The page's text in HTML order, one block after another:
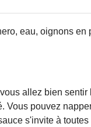
eau, oignons en
allez bien sentir
Vous pouvez
s'invite à toutes